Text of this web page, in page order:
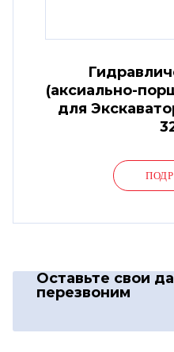
(аксиально-
для
Оставьте свои
перезвоним